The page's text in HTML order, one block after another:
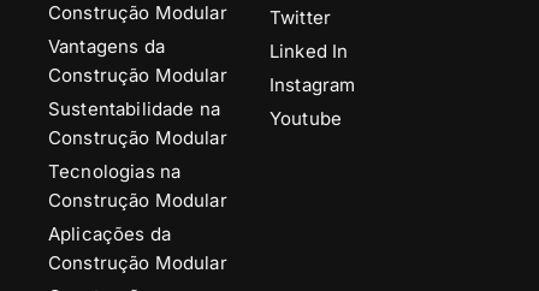
Construção Modular
Vantagens da
Construção Modular
Sustentabilidade na
Construção Modular
Tecnologias na
Construção Modular
Aplicações da
Construção Modular
Twitter
Linked In
Instagram
Youtube